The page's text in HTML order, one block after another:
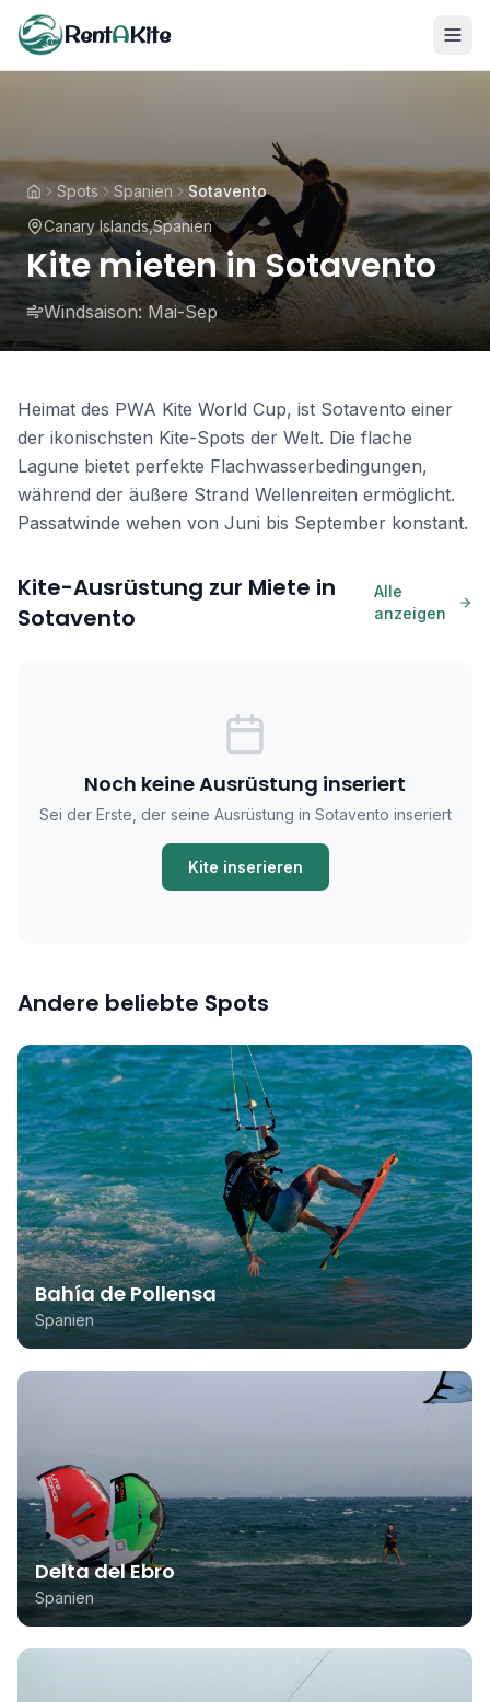
RentAKite
Spots Spanien
Sotavento
Canary Islands,Spanien
Kite mieten in Sotavento
Windsaison: Mai-Sep
Heimat des PWA Kite World Cup, ist Sotavento einer
der ikonischsten Kite-Spots der Welt. Die flache
Lagune bietet perfekte Flachwasserbedingungen,
während der äußere Strand Wellenreiten ermöglicht.
Passatwinde wehen von Juni bis September konstant.
Kite-Ausrüstung zur Miete in
Sotavento
Alle
anzeigen
Noch keine Ausrüstung inseriert
Sei der Erste, der seine Ausrüstung in Sotavento inseriert
Kite inserieren
Andere beliebte Spots
Bahía de Pollensa
Spanien
Delta del Ebro
Spanien